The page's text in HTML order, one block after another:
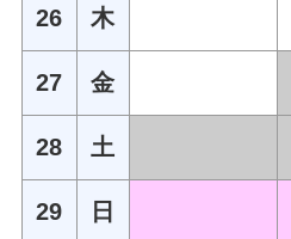
26 木
27 金
28 土
29 日